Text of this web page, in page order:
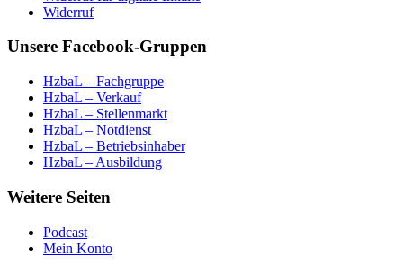
Widerruf
Unsere Facebook-Gruppen
HzbaL – Fachgruppe
HzbaL – Verkauf
HzbaL – Stellenmarkt
HzbaL – Notdienst
HzbaL – Betriebsinhaber
HzbaL – Ausbildung
Weitere Seiten
Podcast
Mein Konto